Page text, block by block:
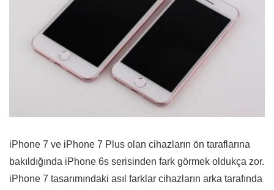
iPhone 7 ve iPhone 7 Plus olan cihazların ön taraflarına
bakıldığında iPhone 6s serisinden fark görmek oldukça zor.
iPhone 7 tasarımındaki asıl farklar cihazların arka tarafında